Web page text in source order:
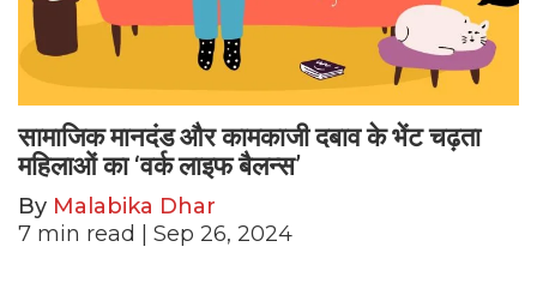
सामाजिक मानदंड और कामकाजी दबाव के भेंट चढ़ता
महिलाओं का ‘वर्क लाइफ बैलन्स’
By Malabika Dhar
7 min read | Sep 26, 2024